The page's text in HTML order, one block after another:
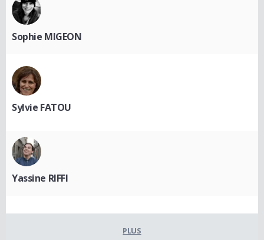
Sophie MIGEON
Sylvie FATOU
Yassine RIFFI
PLUS